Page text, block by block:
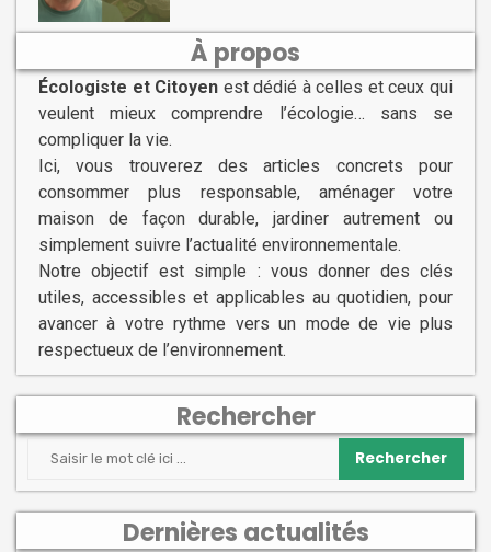
À propos
Écologiste et Citoyen est dédié à celles et ceux qui
veulent mieux comprendre l’écologie… sans se
compliquer la vie.
Ici, vous trouverez des articles concrets pour
consommer plus responsable, aménager votre
maison de façon durable, jardiner autrement ou
simplement suivre l’actualité environnementale.
Notre objectif est simple : vous donner des clés
utiles, accessibles et applicables au quotidien, pour
avancer à votre rythme vers un mode de vie plus
respectueux de l’environnement.
Rechercher
Rechercher
Dernières actualités